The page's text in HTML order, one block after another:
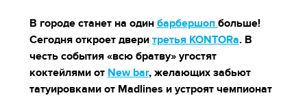
В городе станет на один барбершоп больше!
Сегодня откроет двери третья KONTORа. В
честь события «всю братву» угостят
коктейлями от New bar, желающих забьют
татуировками от Madlines и устроят чемпионат